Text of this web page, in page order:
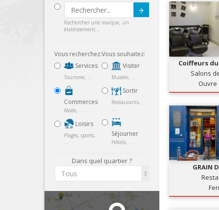
Submit
Rechercher une marque, un
établissement...
Vous recherchez:
Services
Tourisme, ...
Commerces
Mode, ...
Loisirs
Plages, sports,
...
Vous souhaitez:
Visiter
Musées, ...
Sortir
Restaurants,
...
Séjourner
Hôtels, ...
Dans quel quartier ?
Tous
Coiffeurs
Salons
Ouvre
GRAIN